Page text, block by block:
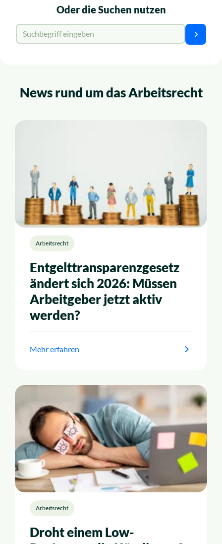
Oder die Suchen nutzen
Suche für:
Suchen
News rund um das Arbeitsrecht
Arbeitsrecht
Entgelttransparenzgesetz
ändert sich 2026: Müssen
Arbeitgeber jetzt aktiv
werden?
Mehr erfahren
Arbeitsrecht
Droht einem Low-